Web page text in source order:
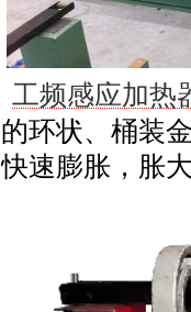
工频感应加热
的环状、桶装
快速膨胀，胀